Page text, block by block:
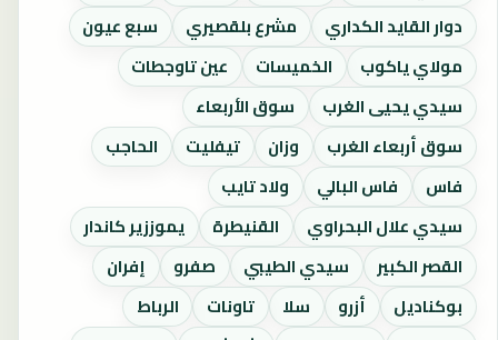
دوار القايد الكداري
مشرع بلقصيري
سبع عيون
مولاي ياكوب
الخميسات
عين تاوجطات
سيدي يحيى الغرب
سوق الأربعاء
سوق أربعاء الغرب
وزان تيفليت
الحاجب
فاس
فاس البالي
ولاد تايب
سيدي علال البحراوي
القنيطرة
يموززير كاندار
القصر الكبير
سيدي الطيبي صفرو
إفران
بوكناديل
أزرو سلا تاونات
الرباط